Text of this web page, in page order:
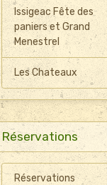
Issigeac Fête des
paniers et Grand
Menestrel
Les Chateaux
Réservations
Réservations